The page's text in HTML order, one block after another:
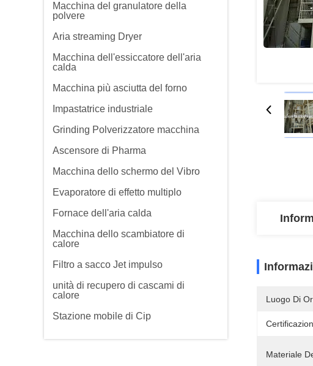
Macchina del granulatore della
polvere
Aria streaming Dryer
Macchina dell'essiccatore dell'aria
calda
Macchina più asciutta del forno
Impastatrice industriale
Grinding Polverizzatore macchina
Ascensore di Pharma
Macchina dello schermo del Vibro
Evaporatore di effetto multiplo
Fornace dell'aria calda
Macchina dello scambiatore di
calore
Filtro a sacco Jet impulso
unità di recupero di cascami di
calore
Stazione mobile di Cip
Luogo Di
Materiale